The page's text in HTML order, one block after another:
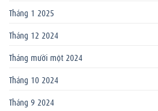
Tháng 1 2025
Tháng 12 2024
Tháng mười một 2024
Tháng 10 2024
Tháng 9 2024